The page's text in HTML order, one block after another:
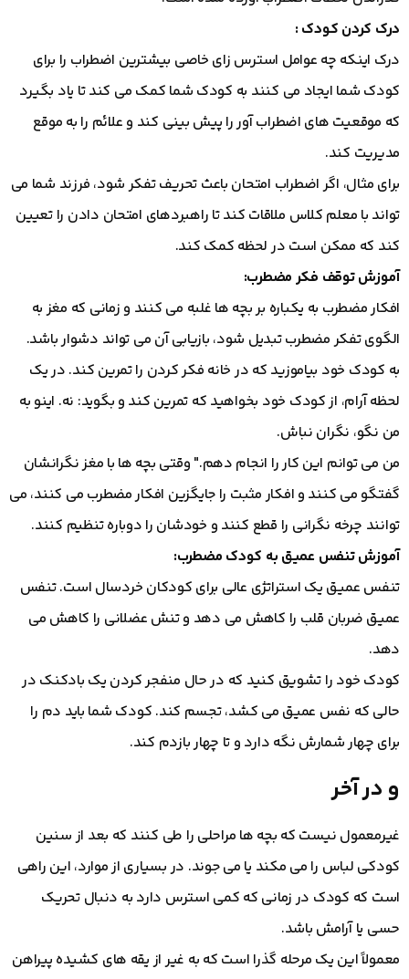
درک کردن کودک :
درک اینکه چه عوامل استرس زای خاصی بیشترین اضطراب را برای
کودک شما ایجاد می کنند به کودک شما کمک می کند تا یاد بگیرد
که موقعیت های اضطراب آور را پیش بینی کند و علائم را به موقع
مدیریت کند.
برای مثال، اگر اضطراب امتحان باعث تحریف تفکر شود، فرزند شما می
تواند با معلم کلاس ملاقات کند تا راهبردهای امتحان دادن را تعیین
کند که ممکن است در لحظه کمک کند.
آموزش توقف فکر مضطرب:
افکار مضطرب به یکباره بر بچه ها غلبه می کنند و زمانی که مغز به
الگوی تفکر مضطرب تبدیل شود، بازیابی آن می تواند دشوار باشد.
به کودک خود بیاموزید که در خانه فکر کردن را تمرین کند. در یک
لحظه آرام، از کودک خود بخواهید که تمرین کند و بگوید: نه. اینو به
من نگو، نگران نباش.
من می توانم این کار را انجام دهم." وقتی بچه ها با مغز نگرانشان
گفتگو می کنند و افکار مثبت را جایگزین افکار مضطرب می کنند، می
توانند چرخه نگرانی را قطع کنند و خودشان را دوباره تنظیم کنند.
آموزش تنفس عمیق به کودک مضطرب:
تنفس عمیق یک استراتژی عالی برای کودکان خردسال است. تنفس
عمیق ضربان قلب را کاهش می دهد و تنش عضلانی را کاهش می
دهد.
کودک خود را تشویق کنید که در حال منفجر کردن یک بادکنک در
حالی که نفس عمیق می کشد، تجسم کند. کودک شما باید دم را
برای چهار شمارش نگه دارد و تا چهار بازدم کند.
و در آخر
غیرمعمول نیست که بچه ها مراحلی را طی کنند که بعد از سنین
کودکی لباس را می مکند یا می جوند. در بسیاری از موارد، این راهی
است که کودک در زمانی که کمی استرس دارد به دنبال تحریک
حسی یا آرامش باشد.
معمولاً این یک مرحله گذرا است که به غیر از یقه های کشیده پیراهن